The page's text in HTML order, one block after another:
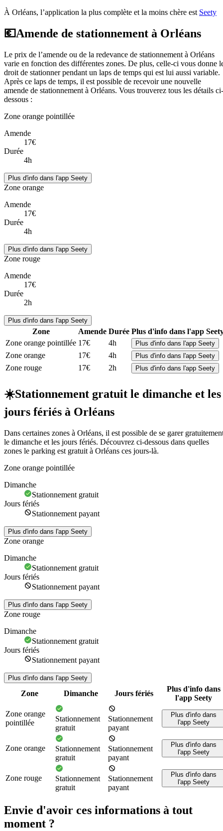
À Orléans, l’application la plus complète et la moins chère est Seety
💶Amende de stationnement à Orléans
Le prix de l’amende ou de la redevance de stationnement à Orléans
varie en fonction des différentes zones. De plus, celle-ci vous donne
droit de stationner pendant un laps de temps qui est lui aussi variable.
Après ce laps de temps, il est possible de recevoir une nouvelle
amende de stationnement à Orléans. Vous trouverez tous les détails ci-
dessous :
Zone orange pointillée
Amende
17€
Durée
4h
Plus d'info dans l'app Seety
Zone orange
Amende
17€
Durée
4h
Plus d'info dans l'app Seety
Zone rouge
Amende
17€
Durée
2h
Plus d'info dans l'app Seety
Zone Amende Durée Plus d'info dans l'app
Zone orange pointillée 17€ 4h Plus d'info dans l'app Seety
Zone orange 17€ 4h Plus d'info dans l'app Seety
Zone rouge 17€ 2h Plus d'info dans l'app Seety
☀️Stationnement gratuit le dimanche et les
jours fériés à Orléans
Dans certaines zones à Orléans, il est possible de se garer
le dimanche et les jours fériés. Découvrez ci-dessous dans quelles
zones le parking est gratuit à Orléans ces jours-là.
Zone orange pointillée
Dimanche
Stationnement gratuit
Jours fériés
Stationnement payant
Plus d'info dans l'app Seety
Zone orange
Dimanche
Stationnement gratuit
Jours fériés
Stationnement payant
Plus d'info dans l'app Seety
Zone rouge
Dimanche
Stationnement gratuit
Jours fériés
Stationnement payant
Plus d'info dans l'app Seety
Zone Dimanche Jours fériés
Plus d'info dans
l'app Seety
Zone orange
pointillée
Stationnement
gratuit
Stationnement
payant
Plus d'info dans
l'app Seety
Zone orange
Stationnement
gratuit
Stationnement
payant
Plus d'info dans
l'app Seety
Zone rouge
Stationnement
gratuit
Stationnement
payant
Plus d'info dans
l'app Seety
Envie d'avoir ces informations à tout
moment ?